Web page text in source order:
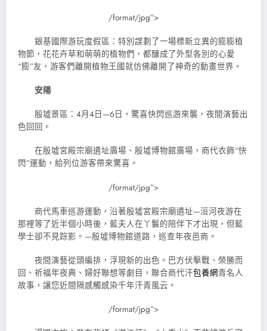
/format/jpg”>
銀基國際游玩度假區：特別謀劃了一場標新立異的膨膨植
物節，花花卉草和萌萌的植物們，都釀成了外型各別的心愛
“膨”友，游客們離開植物王國就仿佛離開了神奇的動畫世界。
安陽
殷墟景區：4月4日—6日，驚喜快閃巡游來襲，夜間演藝出
色回回。
在殷墟宮殿宗廟遺址廣場、殷墟博物館廣場，商代衣飾“快
閃”運動，給列位游客帶來驚喜。
/format/jpg”>
商代馬車巡游運動，沿著殷墟宮殿宗廟遺址—洹河夜游在
那裡等了近半個小時後，藍夫人在丫鬟的陪伴下才出現，但藍
學士卻不見踪影。—殷墟博物館道路，巡查年夜邑商。
夜間演藝從頭編排，浮現新的出色。巴方伏擊戰、榮勝而
回、祈福年夜典、婦好聯想等劇目，聯合商代汗包養網青名人
故事，讓您近間隔感觸感染千年汗青風云。
/format/jpg”>